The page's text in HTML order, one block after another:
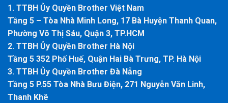
1. TTBH Ủy Quyền Brother Việt Nam
Tầng 5 – Tòa Nhà Minh Long, 17 Bà Huyện Thanh Quan,
Phường Võ Thị Sáu, Quận 3, TP.HCM
2. TTBH Ủy Quyền Brother Hà Nội
Tầng 5 352 Phố Huế, Quận Hai Bà Trưng, TP. Hà Nội
3. TTBH Ủy Quyền Brother Đà Nẵng
Tầng 5 P.55 Tòa Nhà Bưu Điện, 271 Nguyễn Văn Linh,
Thanh Khê